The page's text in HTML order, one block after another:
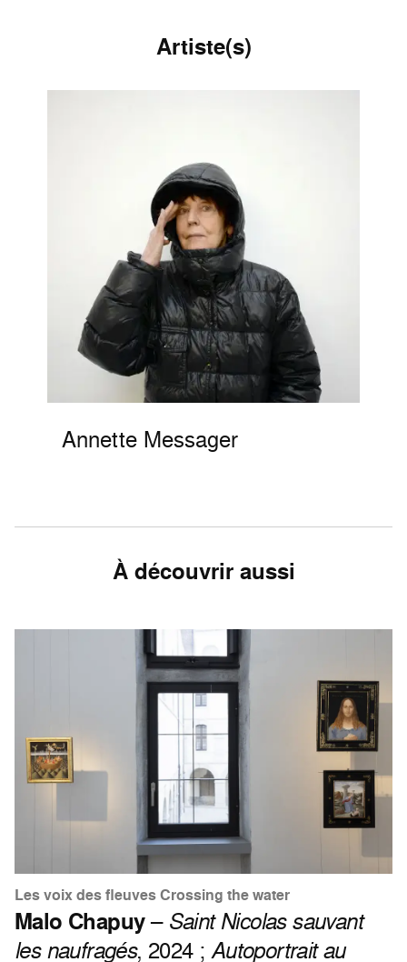
Artiste(s)
Annette Messager
À découvrir aussi
Les voix des fleuves Crossing the water
Malo Chapuy– Saint Nicolas sauvant
les naufragés, 2024 ; Autoportrait au